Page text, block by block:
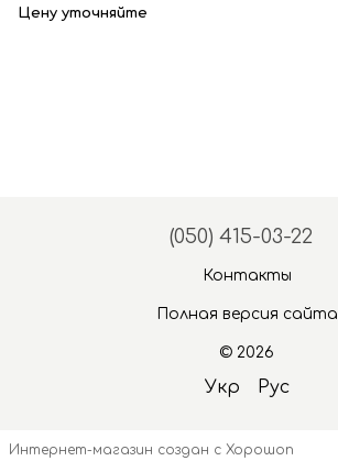
Цену уточняйте
(050) 415-03-22
Контакты
Полная версия сайта
© 2026
Укр Рус
Интернет-магазин создан с Хорошоп